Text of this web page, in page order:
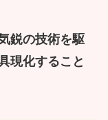
鋭の技術を駆
現化すること